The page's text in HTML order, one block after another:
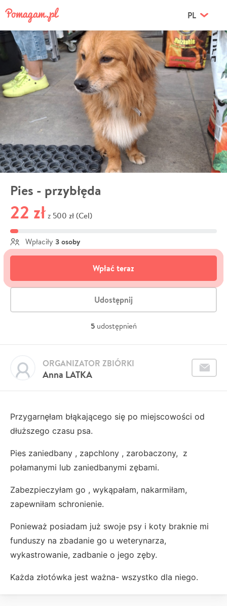
PL
Pies - przybłęda
22 zł z 500 zł (Cel)
Wpłaciły 3 osoby
Wpłać teraz
Udostępnij
5 udostępnień
Anna LATKA
ORGANIZATOR ZBIÓRKI
Przygarnęłam błąkającego się po miejscowości od
dłuższego czasu psa.
Pies zaniedbany , zapchlony , zarobaczony, z
połamanymi lub zaniedbanymi zębami.
Zabezpieczyłam go , wykąpałam, nakarmiłam,
zapewniłam schronienie.
Ponieważ posiadam już swoje psy i koty braknie mi
funduszy na zbadanie go u weterynarza,
wykastrowanie, zadbanie o jego zęby.
Każda złotówka jest ważna- wszystko dla niego.